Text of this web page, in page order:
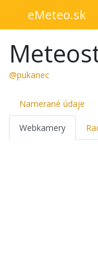
eMeteo.sk
@pukanec
Namerané údaje
Webkamery